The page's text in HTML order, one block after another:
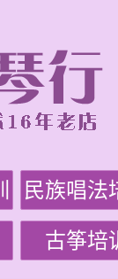
民族唱法
古筝培